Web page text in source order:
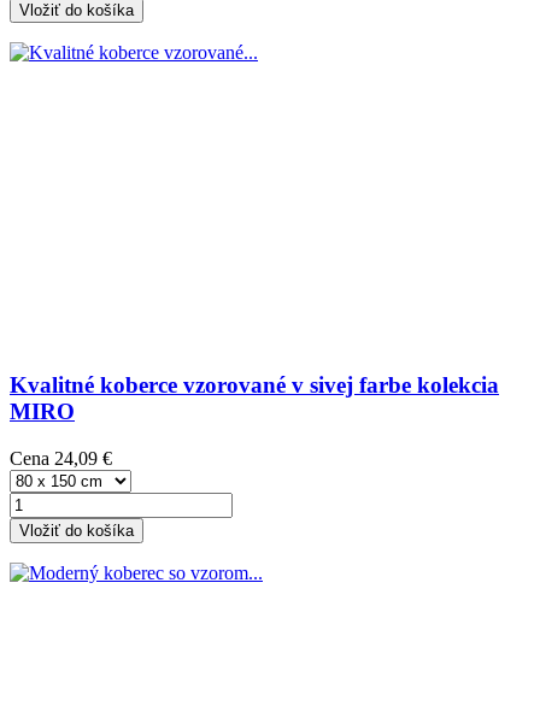
Vložiť do košíka
Kvalitné koberce vzorované v sivej farbe kolekcia
MIRO
Cena 24,09 €
Vložiť do košíka